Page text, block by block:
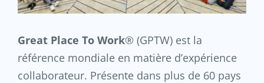
Great Place To Work® (GPTW) est la
référence mondiale en matière d’expérience
collaborateur. Présente dans plus de 60 pays